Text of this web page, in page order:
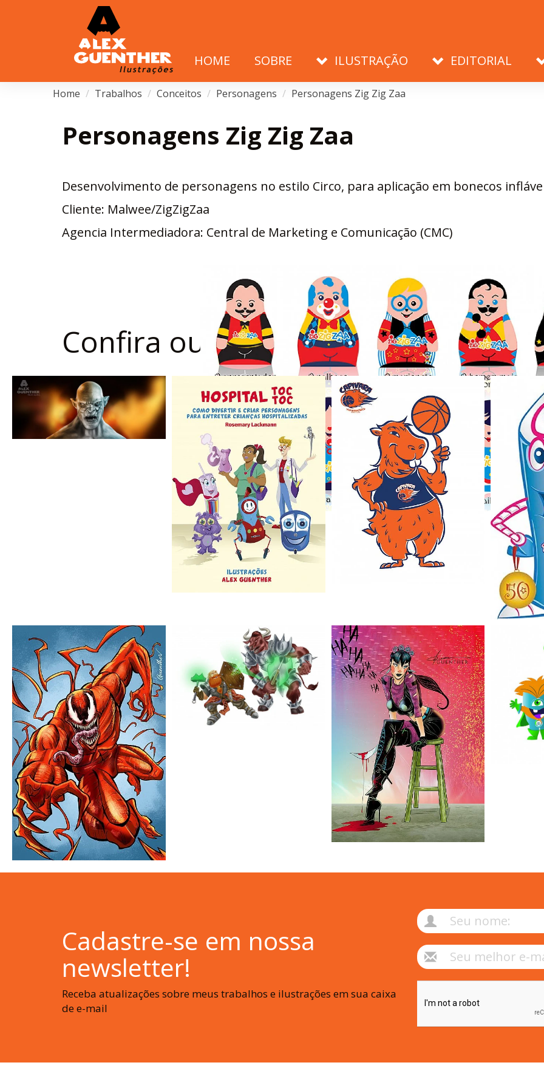
HOME SOBRE ILUSTRAÇÃO EDITORIAL
Home Trabalhos Conceitos Personagens Personagens Zig Zig Zaa
Personagens Zig Zig Zaa
Desenvolvimento de personagens no estilo Circo, para aplicação em bonecos
Cliente: Malwee/ZigZigZaa
Agencia Intermediadora: Central de Marketing e Comunicação (CMC)
Confira outros Trabalhos
Cadastre-se em nossa
newsletter!
Receba atualizações sobre meus trabalhos e ilustrações em sua caixa
de e-mail